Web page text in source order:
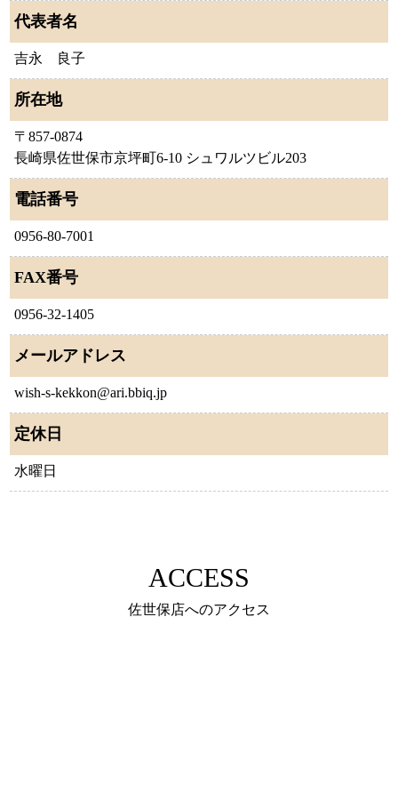
代表者名
吉永 良子
所在地
〒857-0874
長崎県佐世保市京坪町6-10 シュワルツビル203
電話番号
0956-80-7001
FAX番号
0956-32-1405
メールアドレス
wish-s-kekkon@ari.bbiq.jp
定休日
水曜日
ACCESS
佐世保店へのアクセス